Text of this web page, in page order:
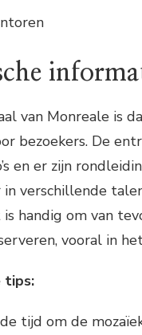
van Monreale is
bezoekers. De
en er zijn
in verschillende
handig om van
vooral in
tips:
tijd om de